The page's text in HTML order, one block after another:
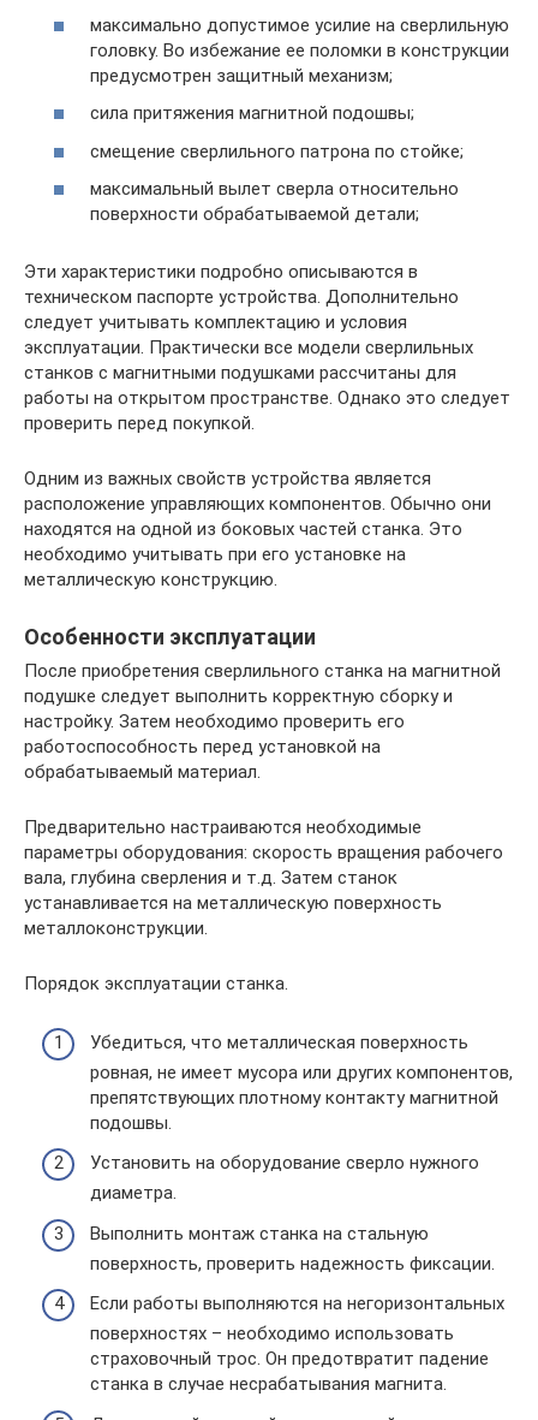
максимально допустимое усилие на сверлильную
головку. Во избежание ее поломки в конструкции
предусмотрен защитный механизм;
сила притяжения магнитной подошвы;
смещение сверлильного патрона по стойке;
максимальный вылет сверла относительно
поверхности обрабатываемой детали;
Эти характеристики подробно описываются в
техническом паспорте устройства. Дополнительно
следует учитывать комплектацию и условия
эксплуатации. Практически все модели сверлильных
станков с магнитными подушками рассчитаны для
работы на открытом пространстве. Однако это следует
проверить перед покупкой.
Одним из важных свойств устройства является
расположение управляющих компонентов. Обычно они
находятся на одной из боковых частей станка. Это
необходимо учитывать при его установке на
металлическую конструкцию.
Особенности эксплуатации
После приобретения сверлильного станка на магнитной
подушке следует выполнить корректную сборку и
настройку. Затем необходимо проверить его
работоспособность перед установкой на
обрабатываемый материал.
Предварительно настраиваются необходимые
параметры оборудования: скорость вращения рабочего
вала, глубина сверления и т.д. Затем станок
устанавливается на металлическую поверхность
металлоконструкции.
Порядок эксплуатации станка.
Убедиться, что металлическая поверхность
ровная, не имеет мусора или других компонентов,
препятствующих плотному контакту магнитной
подошвы.
Установить на оборудование сверло нужного
диаметра.
Выполнить монтаж станка на стальную
поверхность, проверить надежность фиксации.
Если работы выполняются на негоризонтальных
поверхностях – необходимо использовать
страховочный трос. Он предотвратит падение
станка в случае несрабатывания магнита.